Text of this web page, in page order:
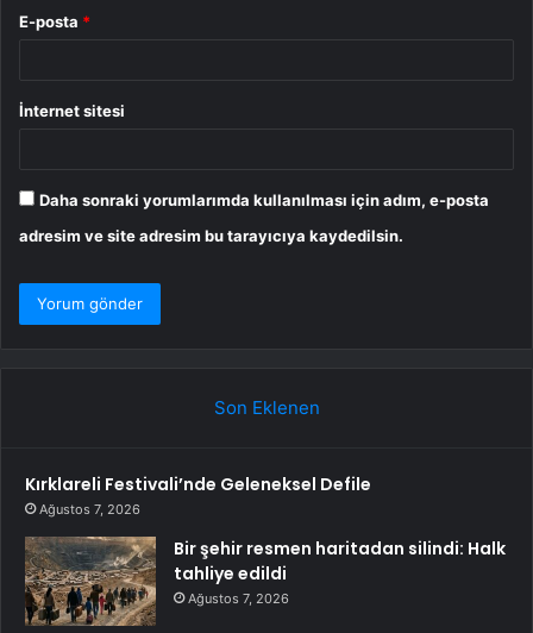
E-posta *
İnternet sitesi
Daha sonraki yorumlarımda kullanılması için adım, e-posta
adresim ve site adresim bu tarayıcıya kaydedilsin.
Son Eklenen
Kırklareli Festivali’nde Geleneksel Defile
Ağustos 7, 2026
Bir şehir resmen haritadan silindi: Halk
tahliye edildi
Ağustos 7, 2026